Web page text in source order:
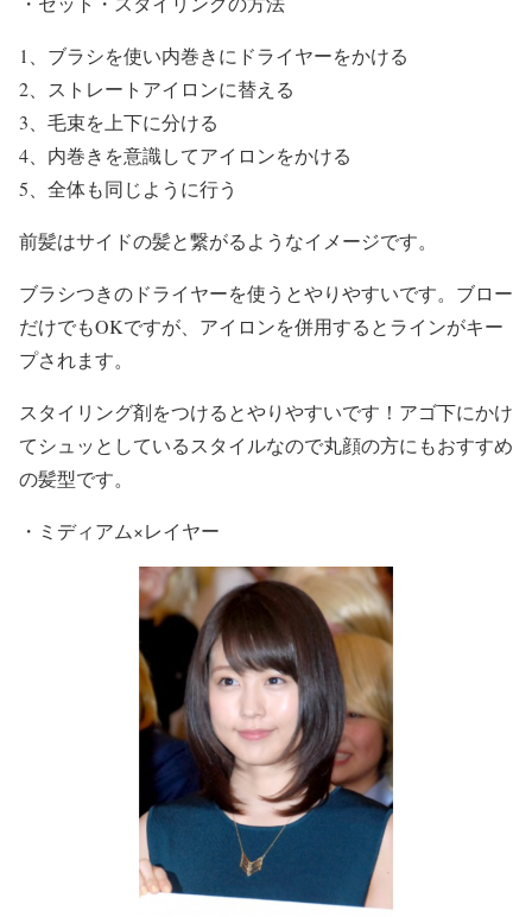
1、ブラシを使い内巻きにドライヤーをかける
2、ストレートアイロンに替える
3、毛束を上下に分ける
4、内巻きを意識してアイロンをかける
5、全体も同じように行う
前髪はサイドの髪と繋がるようなイメージです。
ブラシつきのドライヤーを使うとやりやすいです。ブロー
だけでもOKですが、アイロンを併用するとラインがキー
プされます。
スタイリング剤をつけるとやりやすいです！アゴ下にかけ
てシュッとしているスタイルなので丸顔の方にもおすすめ
の髪型です。
・ ミディアム×レイヤー